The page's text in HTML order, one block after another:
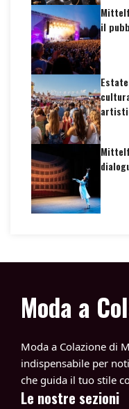
il
Moda a
Moda a Colazione di
indispensabile per
che guida il tuo stile
Le nostre sezioni